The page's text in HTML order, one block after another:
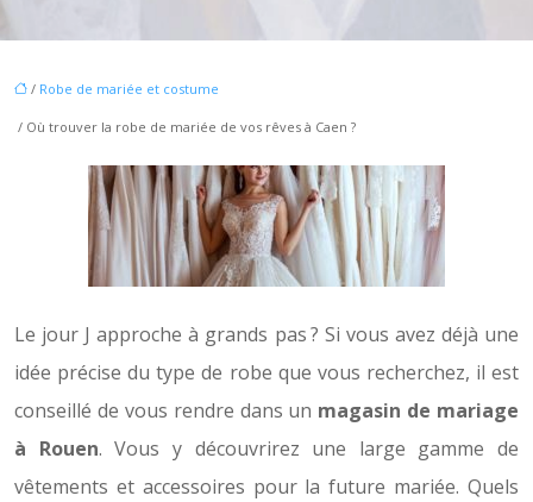
/ Robe de mariée et costume
/ Où trouver la robe de mariée de vos rêves à Caen ?
Le jour J approche à grands pas ? Si vous avez déjà une
idée précise du type de robe que vous recherchez, il est
conseillé de vous rendre dans un magasin de mariage
à Rouen. Vous y découvrirez une large gamme de
vêtements et accessoires pour la future mariée. Quels